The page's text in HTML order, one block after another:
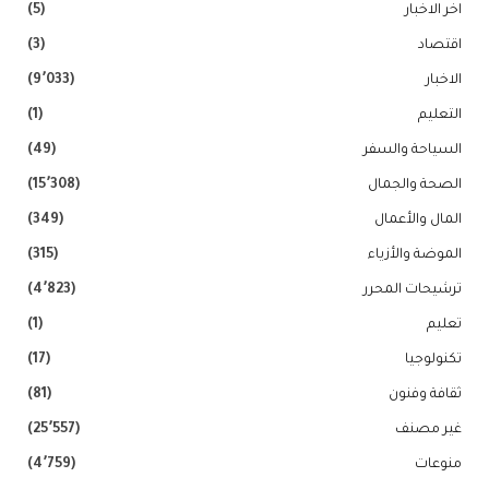
اخر الاخبار (5)
اقتصاد (3)
الاخبار (9٬033)
التعليم (1)
السياحة والسفر (49)
الصحة والجمال (15٬308)
المال والأعمال (349)
الموضة والأزياء (315)
ترشيحات المحرر (4٬823)
تعليم (1)
تكنولوجيا (17)
ثقافة وفنون (81)
غير مصنف (25٬557)
منوعات (4٬759)